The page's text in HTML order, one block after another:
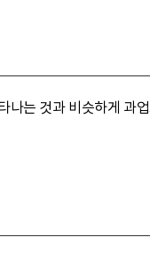
나는 것과 비슷하게 과